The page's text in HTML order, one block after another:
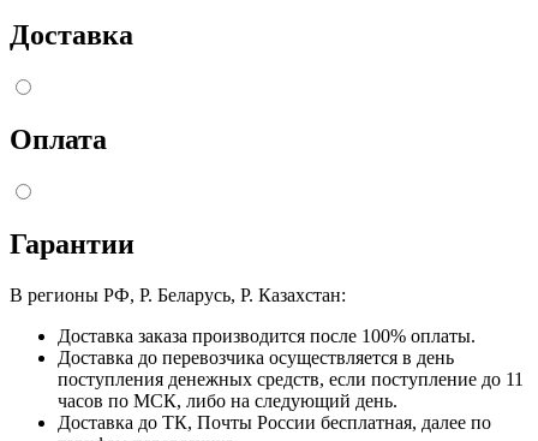
Доставка
Оплата
Гарантии
В регионы РФ, Р. Беларусь, Р. Казахстан:
Доставка заказа производится после 100% оплаты.
Доставка до перевозчика осуществляется в день
поступления денежных средств, если поступление до 11
часов по МСК, либо на следующий день.
Доставка до ТК, Почты России бесплатная, далее по